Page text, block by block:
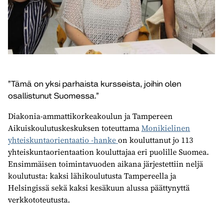
”Tämä on yksi parhaista kursseista, joihin olen
osallistunut Suomessa.”
Diakonia-ammattikorkeakoulun ja Tampereen
Aikuiskoulutuskeskuksen toteuttamaMonikielinen
yhteiskuntaorientaatio -hankeon kouluttanut jo 113
yhteiskuntaorientaation kouluttajaa eri puolille Suomea.
Ensimmäisen toimintavuoden aikana järjestettiin neljä
koulutusta: kaksi lähikoulutusta Tampereella ja
Helsingissä sekä kaksi kesäkuun alussa päättynyttä
verkkototeutusta.